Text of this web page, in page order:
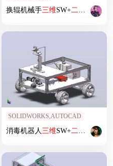
换辊机械手三维SW+二维 CAD
+说明
SOLIDWORKS,AUTOCAD
消毒机器人 三维SW+二维 CAD